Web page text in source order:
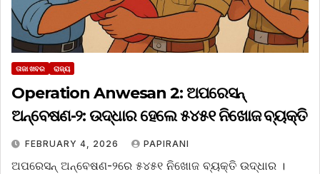
ତାଜା ଖବର ରାଜ୍ୟ
Operation Anwesan 2: ଅପରେସନ୍‌
ଅନ୍ବେଷଣ-୨: ଉଦ୍ଧାର ହେଲେ ୫୪୫୧ ନିଖୋଜ ବ୍ୟକ୍ତି
FEBRUARY 4, 2026 PAPIRANI
ଅପରେସନ୍‌ ଅନ୍ବେଷଣ-୨ରେ ୫୪୫୧ ନିଖୋଜ ବ୍ୟକ୍ତି ଉଦ୍ଧାର ।